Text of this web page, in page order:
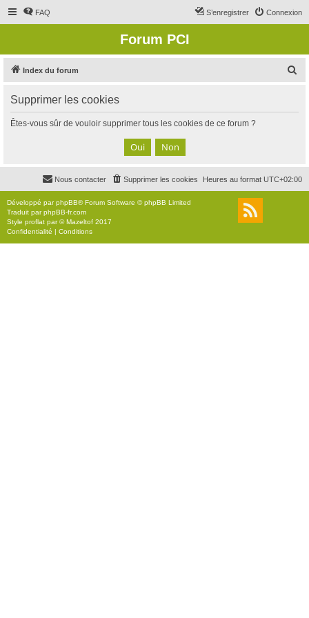
FAQ Connexion
S’enregistrer
Forum PCI
Index du forum
c
Supprimer les cookies
Êtes-vous sûr de vouloir supprimer tous les cookies de ce forum ?
Heures au format UTC+02:00
Supprimer les cookies
Nous contacter
Développé parphpBB® Forum Software © phpBB Limited
Traduit parphpBB-fr.com
Style proflat par ©Mazeltof 2017
Confidentialité | Conditions